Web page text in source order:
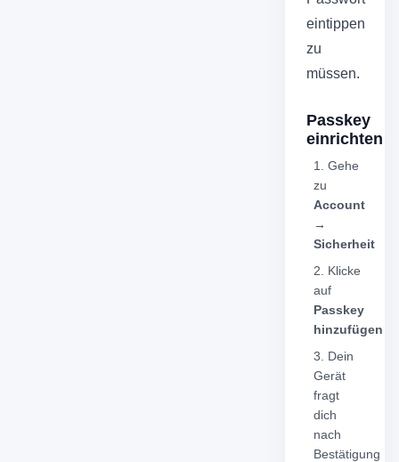
eintippen
zu
müssen.
Passkey
einrichten
Gehe
zu
Account
→
Sicherheit
Klicke
auf
Passkey
hinzufügen
Dein
Gerät
fragt
dich
nach
Bestätigung